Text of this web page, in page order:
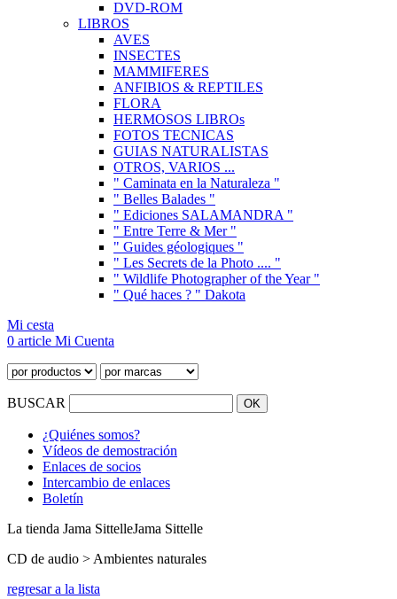
DVD-ROM
LIBROS
AVES
INSECTES
MAMMIFERES
ANFIBIOS & REPTILES
FLORA
HERMOSOS LIBROs
FOTOS TECNICAS
GUIAS NATURALISTAS
OTROS, VARIOS ...
" Caminata en la Naturaleza "
" Belles Balades "
" Ediciones SALAMANDRA "
" Entre Terre & Mer "
" Guides géologiques "
" Les Secrets de la Photo .... "
" Wildlife Photographer of the Year "
" Qué haces ? " Dakota
Mi cesta
0 article Mi Cuenta
BUSCAR
¿Quiénes somos?
Vídeos de demostración
Enlaces de socios
Intercambio de enlaces
Boletín
La tienda Jama SittelleJama Sittelle
CD de audio > Ambientes naturales
regresar a la lista